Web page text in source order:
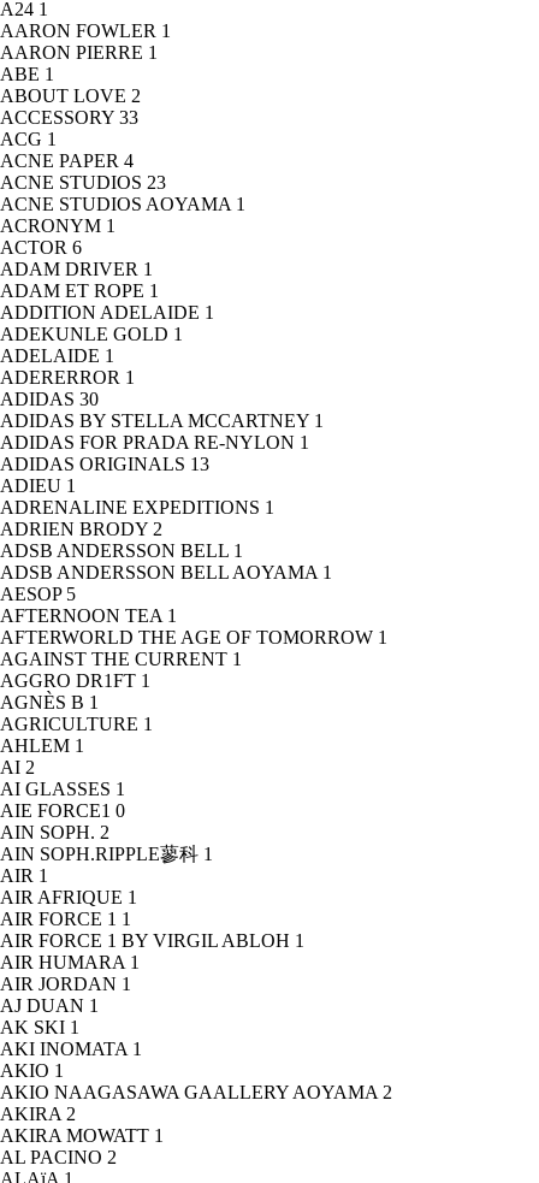
A24 1
AARON FOWLER 1
AARON PIERRE 1
ABE 1
ABOUT LOVE 2
ACCESSORY 33
ACG 1
ACNE PAPER 4
ACNE STUDIOS 23
ACNE STUDIOS AOYAMA 1
ACRONYM 1
ACTOR 6
ADAM DRIVER 1
ADAM ET ROPE 1
ADDITION ADELAIDE 1
ADEKUNLE GOLD 1
ADELAIDE 1
ADERERROR 1
ADIDAS 30
ADIDAS BY STELLA MCCARTNEY 1
ADIDAS FOR PRADA RE-NYLON 1
ADIDAS ORIGINALS 13
ADIEU 1
ADRENALINE EXPEDITIONS 1
ADRIEN BRODY 2
ADSB ANDERSSON BELL 1
ADSB ANDERSSON BELL AOYAMA 1
AESOP 5
AFTERNOON TEA 1
AFTERWORLD THE AGE OF TOMORROW 1
AGAINST THE CURRENT 1
AGGRO DR1FT 1
AGNÈS B 1
AGRICULTURE 1
AHLEM 1
AI 2
AI GLASSES 1
AIE FORCE1 0
AIN SOPH. 2
AIN SOPH.RIPPLE蓼科 1
AIR 1
AIR AFRIQUE 1
AIR FORCE 1 1
AIR FORCE 1 BY VIRGIL ABLOH 1
AIR HUMARA 1
AIR JORDAN 1
AJ DUAN 1
AK SKI 1
AKI INOMATA 1
AKIO 1
AKIO NAAGASAWA GAALLERY AOYAMA 2
AKIRA 2
AKIRA MOWATT 1
AL PACINO 2
ALAïA 1